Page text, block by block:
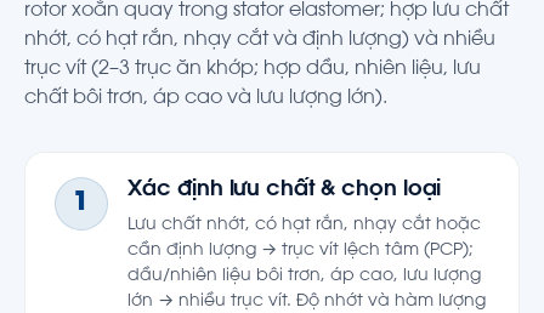
rotor xoắn quay trong stator elastomer; hợp lưu chất
nhớt, có hạt rắn, nhạy cắt và định lượng) và nhiều
trục vít (2–3 trục ăn khớp; hợp dầu, nhiên liệu, lưu
chất bôi trơn, áp cao và lưu lượng lớn).
1 Xác định lưu chất & chọn loại
Lưu chất nhớt, có hạt rắn, nhạy cắt hoặc
cần định lượng → trục vít lệch tâm (PCP);
dầu/nhiên liệu bôi trơn, áp cao, lưu lượng
lớn → nhiều trục vít. Độ nhớt và hàm lượng